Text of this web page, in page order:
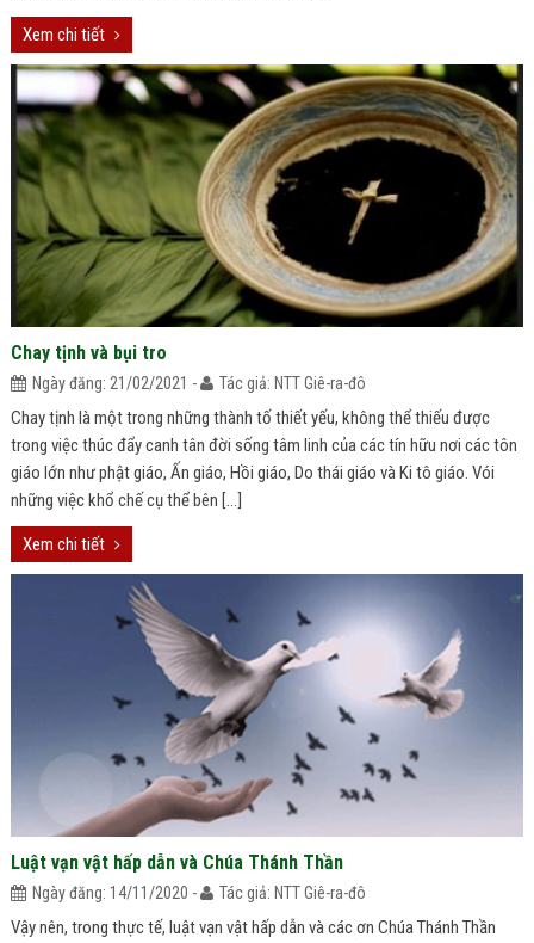
Xem chi tiết
Chay tịnh và bụi tro
Ngày đăng: 21/02/2021 - Tác giả: NTT Giê-ra-đô
Chay tịnh là một trong những thành tố thiết yếu, không thể thiếu được
trong việc thúc đẩy canh tân đời sống tâm linh của các tín hữu nơi các tôn
giáo lớn như phật giáo, Ấn giáo, Hồi giáo, Do thái giáo và Ki tô giáo. Vói
những việc khổ chế cụ thể bên […]
Xem chi tiết
Luật vạn vật hấp dẫn và Chúa Thánh Thần
Ngày đăng: 14/11/2020 - Tác giả: NTT Giê-ra-đô
Vậy nên, trong thực tế, luật vạn vật hấp dẫn và các ơn Chúa Thánh Thần